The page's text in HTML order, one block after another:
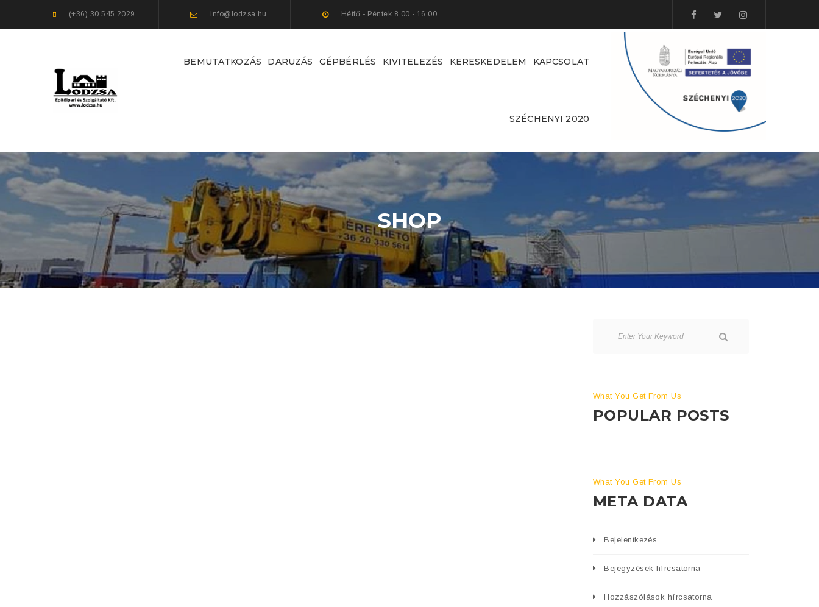
(+36) 30 545 2029 info@lodzsa.hu Hétfő - Péntek 8.00 - 16.00
BEMUTATKOZÁS DARUZÁS GÉPBÉRLÉS KIVITELEZÉS KERESKEDELEM KAPCSOLAT
SZÉCHENYI 2020
SHOP
What You Get From Us
POPULAR POSTS
What You Get From Us
META DATA
Bejelentkezés
Bejegyzések hírcsatorna
Hozzászólások hírcsatorna